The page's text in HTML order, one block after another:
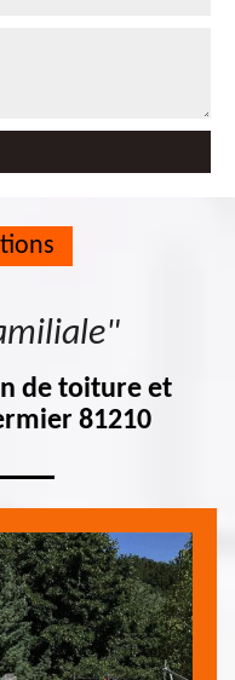
de toiture et
81210